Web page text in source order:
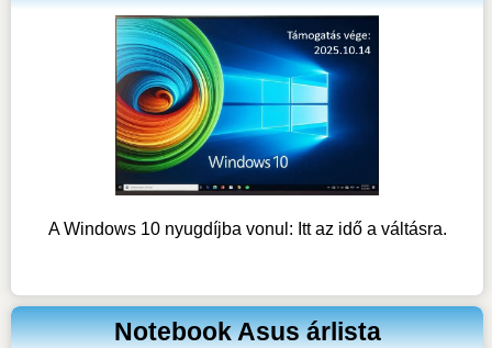
A Windows 10 nyugdíjba vonul: Itt az idő a váltásra.
Notebook Asus árlista